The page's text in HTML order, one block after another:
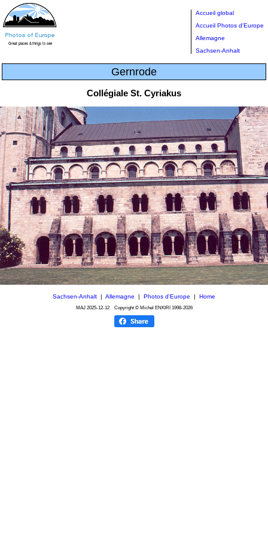
Accueil global
Accueil Photos d'Europe
Allemagne
Sachsen-Anhalt
Gernrode
Collégiale St. Cyriakus
Sachsen-Anhalt | Allemagne | Photos d'Europe | Home
MAJ 2025-12-12Copyright © Michel ENKIRI 1998-2026